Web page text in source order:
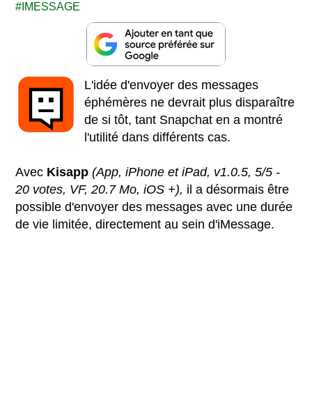
IMESSAGE
L'idée d'envoyer des messages
éphémères ne devrait plus disparaître
de si tôt, tant Snapchat en a montré
l'utilité dans différents cas.
Avec Kisapp(App, iPhone et iPad, v1.0.5, 5/5 -
20 votes, VF, 20.7 Mo, iOS +), il a désormais être
possible d'envoyer des messages avec une durée
de vie limitée, directement au sein d'iMessage.